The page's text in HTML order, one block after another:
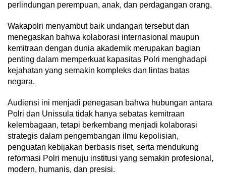
perlindungan perempuan, anak, dan perdagangan orang.
Wakapolri menyambut baik undangan tersebut dan
menegaskan bahwa kolaborasi internasional maupun
kemitraan dengan dunia akademik merupakan bagian
penting dalam memperkuat kapasitas Polri menghadapi
kejahatan yang semakin kompleks dan lintas batas
negara.
Audiensi ini menjadi penegasan bahwa hubungan antara
Polri dan Unissula tidak hanya sebatas kemitraan
kelembagaan, tetapi berkembang menjadi kolaborasi
strategis dalam pengembangan ilmu kepolisian,
penguatan kebijakan berbasis riset, serta mendukung
reformasi Polri menuju institusi yang semakin profesional,
modern, humanis, dan presisi.